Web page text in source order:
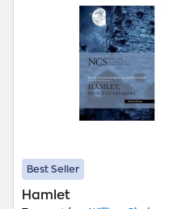
Best Seller
Hamlet